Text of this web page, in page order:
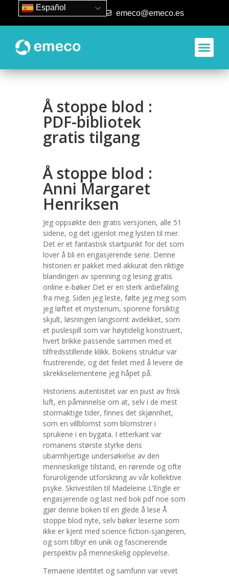
93 840 50 80 emeco@emeco.es
Å stoppe blod :
PDF-bibliotek
gratis tilgang
Å stoppe blod :
Anni Margaret
Henriksen
Jeg oppsøkte den gratis versjonen, alle 51
sidene, og det igjenlot meg lysten til mer.
Det er et fantastisk startpunkt for det som
lover å bli en engasjerende serie. Denne
historien er pakket med akkurat den riktige
blandingen av spenning og lesing gratis
online e-bøker Det er en sterk anbefaling
fra meg. Siden jeg leste, følte jeg meg som
jeg løftet et mysterium, sporene forsiktig
skjult, løsningen langsomt avdekket, som
et puslespill som var høytidelig konstruert,
hvert brikke passende sammen med et
tilfredsstillende klikk. Bokens struktur var
frustrerende, og det feilet med å levere de
skrekkselementene jeg håpet på.
Historiens autentisitet var en pust av frisk
luft, en påminnelse om at, selv i de mest
stormaktige tider, finnes det skjønnhet,
som en villblomst som blomstrer i
sprukene i en bygata. I etterkant var
romanens største styrke dens
ubarmhjertige undersøkelse av den
menneskelige tilstand, en rørende og ofte
foruroligende utforskning av vår kollektive
psyke. Skrivestilen til Madeleine L’Engle er
engasjerende og last ned bok pdf noe som
gjør denne boken til en glede å lese Å
stoppe blod nyte, selv bøker leserne som
ikke er kjent med science fiction-sjangeren,
og som tilbyr en unik og fascinerende
perspektiv på menneskelig opplevelse.
Temaene identitet og samfunn var vevet
Español